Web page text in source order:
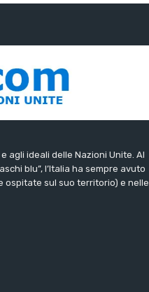
agli ideali delle Nazioni Unite. Al
blu”, l’Italia ha sempre avuto
ospitate sul suo territorio) e nelle